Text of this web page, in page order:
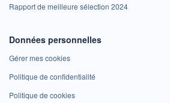
Rapport de meilleure sélection 2024
Données personnelles
Gérer mes cookies
Politique de confidentialité
Politique de cookies